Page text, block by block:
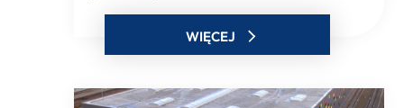
WIĘCEJ